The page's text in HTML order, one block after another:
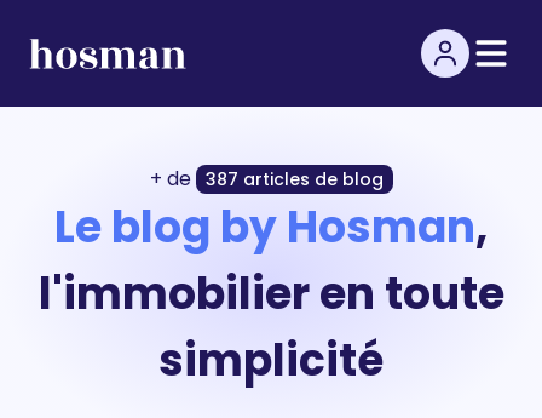
+ de 387 articles de blog
Le blog by Hosman,
l'immobilier en toute
simplicité